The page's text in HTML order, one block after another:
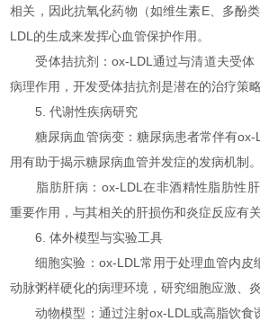
相关，因此抗氧化药物（如维生素E、多酚
LDL的生成来发挥心血管保护作用。
受体拮抗剂：ox-LDL通过与清道夫受体
病理作用，开发受体拮抗剂是潜在的治疗策略
5. 代谢性疾病研究
糖尿病血管病变：糖尿病患者常伴有ox-
用有助于揭示糖尿病血管并发症的发病机制。
脂肪肝病：ox-LDL在非酒精性脂肪性肝
重要作用，与其相关的肝损伤和炎症反应有关
6. 体外模型与实验工具
细胞实验：ox-LDL常用于处理血管内皮
动脉粥样硬化的病理环境，研究细胞应激、
动物模型：通过注射ox-LDL或高脂饮食